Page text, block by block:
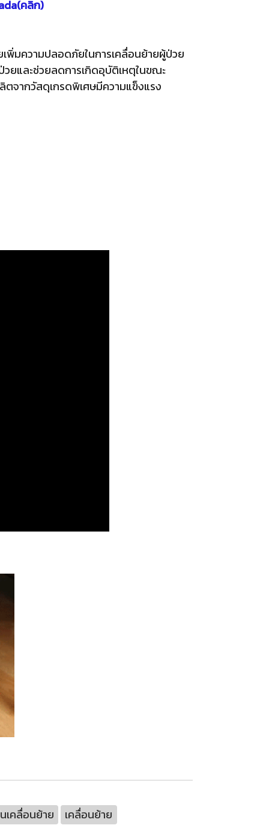
คลิก)
พิ่มความปลอดภัยในการเคลื่อนย้ายผู้ป่วย
ยและช่วยลดการเกิดอุบัติเหตุในขณะ
ตจากวัสดุเกรดพิเศษมีความแข็งแรง
เคลื่อนย้าย เคลื่อนย้าย